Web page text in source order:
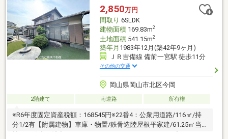
にサービスをお届けしております！お客様の物件探しをしっかり
サポートさせて頂きます。☆* *2,850万円
間取り 6SLDK
建物面積169.83m2
土地面積541.15m2
築年月 1983年12月(築42年9ヶ月)
ＪＲ吉備線 備前一宮駅 徒歩11分
その他の交通
岡山県岡山市北区今岡
2階建て 南道路 所有権
※R6年度固定資産税額：168545円※22番4：公衆用道路/116㎡/持
分1/2有【附属建物】車庫・物置/鉄骨造陸屋根平家建/61.25㎡当